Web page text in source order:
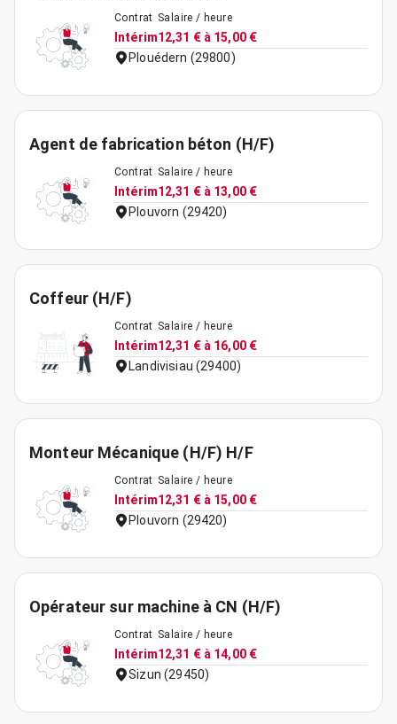
Contrat
Intérim
Salaire / heure
12,31 € à 15,00 €
Plouédern (29800)
Agent de fabrication béton (H/F)
Contrat
Intérim
Salaire / heure
12,31 € à 13,00 €
Plouvorn (29420)
Coffeur (H/F)
Contrat
Intérim
Salaire / heure
12,31 € à 16,00 €
Landivisiau (29400)
Monteur Mécanique (H/F) H/F
Contrat
Intérim
Salaire / heure
12,31 € à 15,00 €
Plouvorn (29420)
Opérateur sur machine à CN (H/F)
Contrat
Intérim
Salaire / heure
12,31 € à 14,00 €
Sizun (29450)